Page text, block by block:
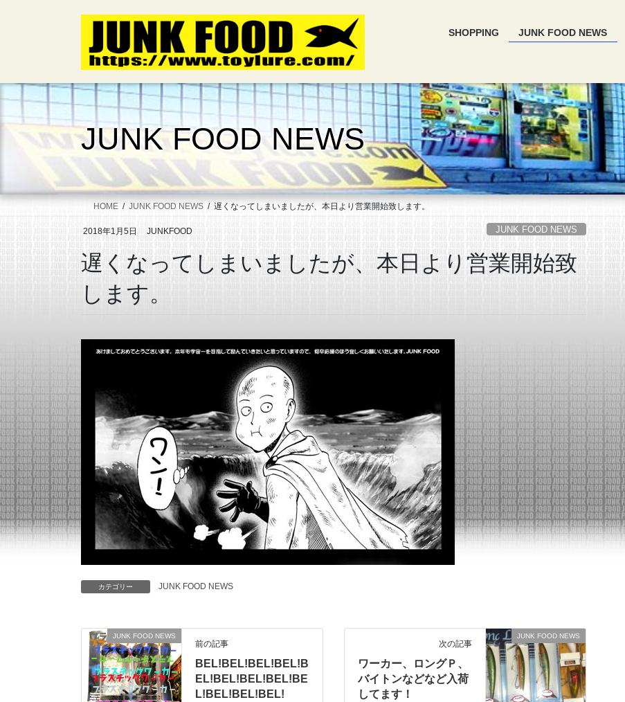
キ
に
SHOPPING JUNK FOOD NEWS
JUNK FOOD NEWS
HOME JUNK FOOD NEWS 遅くなってしまいましたが、本日より営業開始致します。
2018年1月5日 JUNKFOOD JUNK FOOD NEWS
遅くなってしまいましたが、本日より営業開始致
します。
カテゴリー JUNK FOOD NEWS
JUNK FOOD NEWS
前の記事
BEL!BEL!BEL!BEL!B
EL!BEL!BEL!BEL!BE
L!BEL!BEL!BEL!
JUNK FOOD NEWS
次の記事
ワーカー、ロングＰ、
バイトンなどなど入荷
してます！